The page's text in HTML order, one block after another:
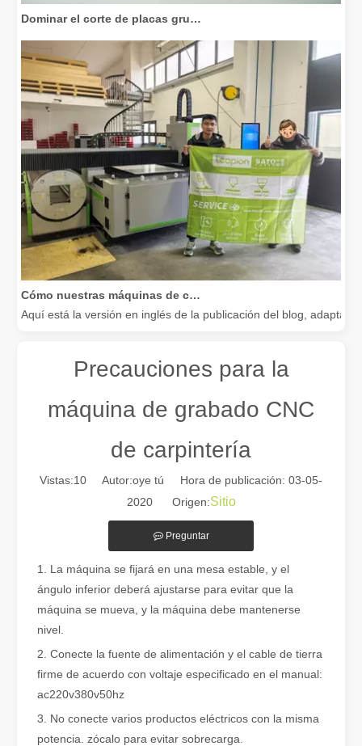
Dominar el corte de placas gruesas: cómo las máquinas de corte por láser de fibra revolucionan la fabricación
Cómo nuestras máquinas de corte por láser están fortaleciendo la fabricación mexicana
Aquí está la versión en inglés de la publicación del blog,
Guía 2026: Cómo las máquinas cortadoras de tubos por láser de fibra están revolucionando la fabricación de tuberías
Guía 2026: Cómo las máquinas cortadoras de tubos por láser
Precauciones para la
máquina de grabado CNC
de carpintería
Vistas:10 Autor:oye tú Hora de publicación: 03-05-
2020 Origen:Sitio
Preguntar
1. La máquina se fijará en una mesa estable, y el
ángulo inferior deberá ajustarse para evitar que la
máquina se mueva, y la máquina debe mantenerse
nivel.
2. Conecte la fuente de alimentación y el cable de tierra
firme de acuerdo con voltaje especificado en el manual:
ac220v380v50hz
3. No conecte varios productos eléctricos con la misma
potencia. zócalo para evitar sobrecarga.